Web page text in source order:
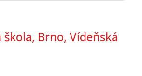
Brno, Vídeňská